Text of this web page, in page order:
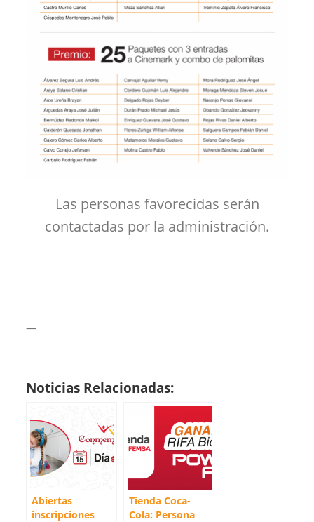
Las personas favorecidas serán
contactadas por la administración.
—
Noticias Relacionadas:
Abiertas
inscripciones
Tienda Coca-
Cola: Persona